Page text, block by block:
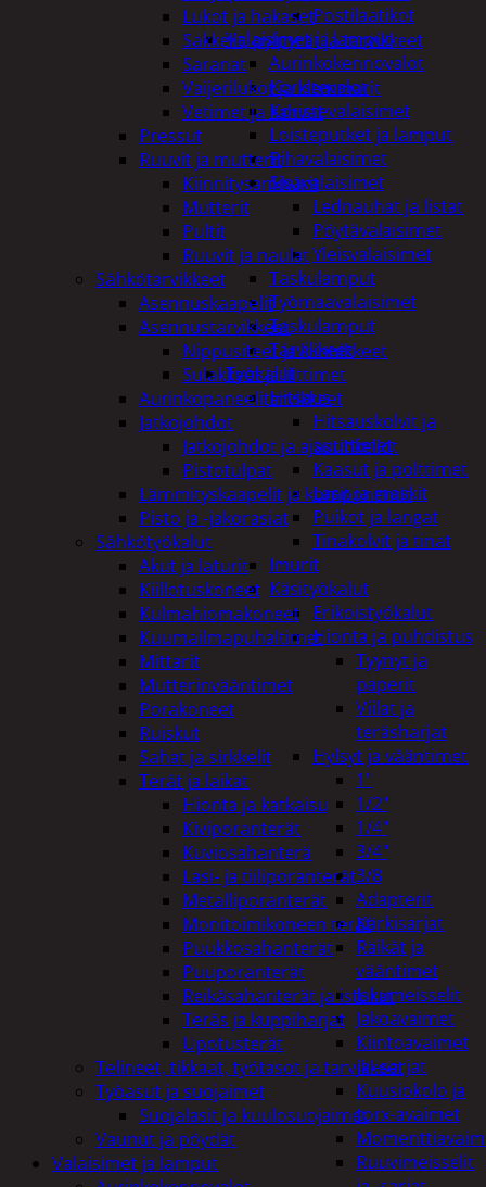
Postilaatikot
Valaisimet ja lamput
Aurinkokennovalot
Koristevalot
Koristevalaisimet
Loisteputket ja lamput
Pihavalaisimet
Sisävalaisimet
Lednauhat ja listat
Pöytävalaisimet
Yleisvalaisimet
Taskulamput
Työmaavalaisimet
Taskulamput
Tarvikkeet
Työkalut
Hitsaus
Hitsauskolvit ja
suuttimet
Kaasut ja polttimet
Lasit ja maskit
Puikot ja langat
Tinakolvit ja tinat
Imurit
Käsityökalut
Erikoistyökalut
Hionta ja puhdistus
Tyynyt ja
paperit
Viilat ja
teräsharjat
Hylsyt ja vääntimet
1"
1/2"
1/4"
3/4"
3/8
Adapterit
Kärkisarjat
Räikät ja
vääntimet
Iskumeisselit
Jakoavaimet
Kiintoavaimet
ja -sarjat
Kuusiokolo ja
torx-avaimet
Ruuvimeisselit
Lukot ja hakaset
Sakkelit, pylpyrät ja tarvikkeet
Saranat
Vaijerilukot ja klemmarit
Vetimet ja kahvat
Pressut
Ruuvit ja mutterit
Kiinnitysankkurit
Mutterit
Pultit
Ruuvit ja naulat
Sähkötarvikkeet
Asennuskaapelit
Asennustarvikkeet
Nippusiteet ja kiinnikkeet
Sulakkeet ja liittimet
Aurinkopaneelitarvikkeet
Jatkojohdot
Jatkojohdot ja ajastinkellot
Pistotulpat
Lämmityskaapelit ja komponentit
Pisto ja -jakorasiat
Sähkötyökalut
Akut ja laturit
Kiillotuskoneet
Kulmahiomakoneet
Kuumailmapuhaltimet
Mittarit
Mutterinvääntimet
Porakoneet
Ruiskut
Sahat ja sirkkelit
Terät ja laikat
Hionta ja katkaisu
Kiviporanterät
Kuviosahanterä
Lasi- ja tiiliporanterät
Metalliporanterät
Monitoimikoneen terät
Puukkosahanterät
Puuporanterät
Reikäsahanterät ja istukat
Teräs ja kuppiharjat
Upotusterät
Telineet, tikkaat, työtasot ja tarvikkeet
Työasut ja suojaimet
Suojalasit ja kuulosuojaimet
Vaunut ja pöydät
Valaisimet ja lamput